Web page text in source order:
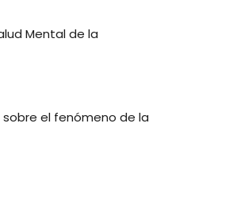
Mental de la
el fenómeno de la